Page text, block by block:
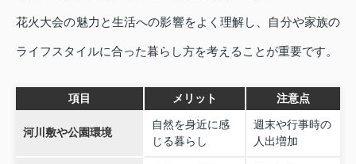
花火大会の魅力と生活への影響をよく理解し、自分や家族の
ライフスタイルに合った暮らし方を考えることが重要です。
項目 メリット 注意点
河川敷や公園環境
自然を身近に感
じる暮らし
週末や行事時の
人出増加